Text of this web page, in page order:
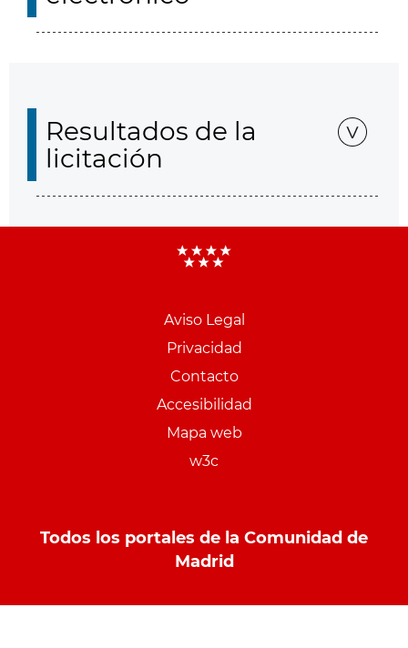
Resultados de la
licitación
Aviso Legal
Privacidad
Contacto
Accesibilidad
Mapa web
w3c
Todos los portales de la Comunidad de
Madrid